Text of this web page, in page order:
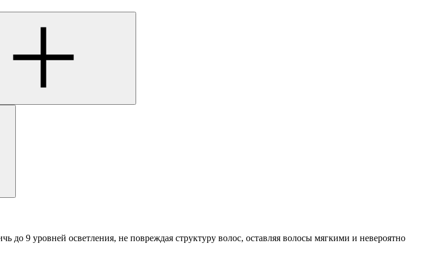
9 уровней осветления, не повреждая структуру волос, оставляя волосы мягкими и невероятно